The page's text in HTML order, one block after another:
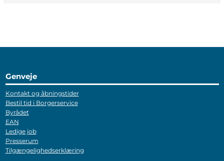
Genveje
Kontakt og åbningstider
Bestil tid i Borgerservice
Byrådet
EAN
Ledige job
Presserum
Tilgængelighedserklæring